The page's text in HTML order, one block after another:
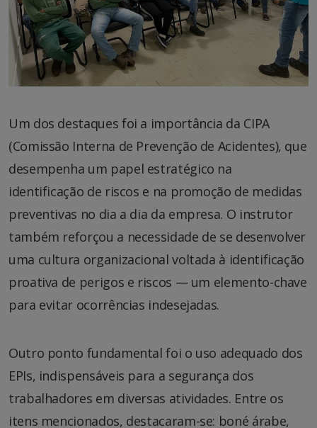
Um dos destaques foi a importância da CIPA
(Comissão Interna de Prevenção de Acidentes), que
desempenha um papel estratégico na
identificação de riscos e na promoção de medidas
preventivas no dia a dia da empresa. O instrutor
também reforçou a necessidade de se desenvolver
uma cultura organizacional voltada à identificação
proativa de perigos e riscos — um elemento-chave
para evitar ocorrências indesejadas.
Outro ponto fundamental foi o uso adequado dos
EPIs, indispensáveis para a segurança dos
trabalhadores em diversas atividades. Entre os
itens mencionados, destacaram-se: boné árabe,